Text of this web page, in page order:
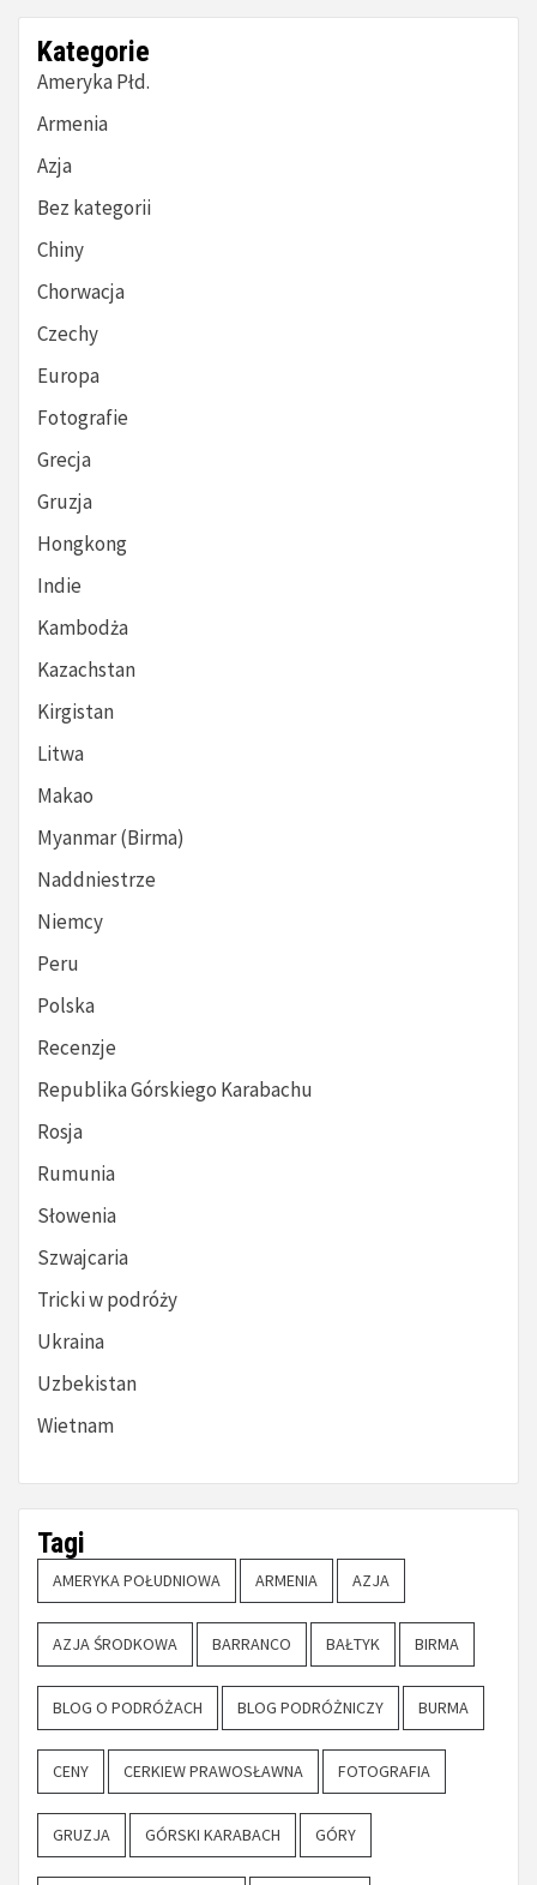
Kategorie
Ameryka Płd.
Armenia
Azja
Bez kategorii
Chiny
Chorwacja
Czechy
Europa
Fotografie
Grecja
Gruzja
Hongkong
Indie
Kambodża
Kazachstan
Kirgistan
Litwa
Makao
Myanmar (Birma)
Naddniestrze
Niemcy
Peru
Polska
Recenzje
Republika Górskiego Karabachu
Rosja
Rumunia
Słowenia
Szwajcaria
Tricki w podróży
Ukraina
Uzbekistan
Wietnam
Tagi
AMERYKA POŁUDNIOWA ARMENIA AZJA
AZJA ŚRODKOWA BARRANCO BAŁTYK BIRMA
BLOG O PODRÓŻACH BLOG PODRÓŻNICZY BURMA
CENY CERKIEW PRAWOSŁAWNA FOTOGRAFIA
GRUZJA GÓRSKI KARABACH GÓRY